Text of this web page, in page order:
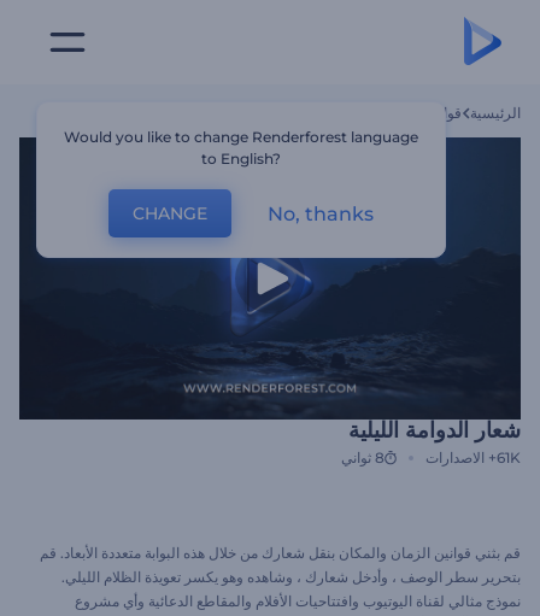
الرئيسية قوالب
شعار الدوامة الليلية
61K+ الاصدارات 8 ثواني
قم بثني قوانين الزمان والمكان بنقل شعارك من خلال هذه البوابة متعددة الأبعاد. قم
بتحرير سطر الوصف ، وأدخل شعارك ، وشاهده وهو يكسر تعويذة الظلام الليلي.
نموذج مثالي لقناة اليوتيوب وافتتاحيات الأفلام والمقاطع الدعائية وأي مشروع
Would you like to change Renderforest language
to English?
CHANGE No, thanks